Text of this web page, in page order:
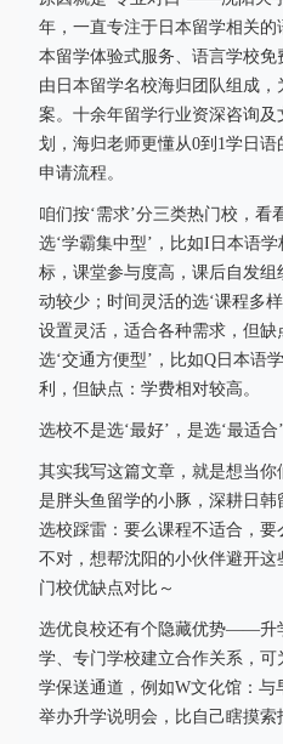
年，一直专注于日本留学相关的
本留学体验式服务、语言学校
由日本留学名校海归团队组成
案。十余年留学行业资深咨询
划，海归老师更懂从0到1学日
申请流程。
咱们按‘需求’分三类热门校，
选‘学霸集中型’，比如I日本语
标，课堂参与度高，课后自发
动较少；时间灵活的选‘课程多
设置灵活，适合各种需求，但
选‘交通方便型’，比如Q日本语
利，但缺点：学费相对较高。
选校不是选‘最好’，是选‘最适合’
其实我写这篇文章，就是想当
是胖头鱼留学的小豚，深耕日
选校踩雷：要么课程不适合，要
不对，想帮沈阳的小伙伴避开
门校优缺点对比～
选优良校还有个隐藏优势——升
学、专门学校建立合作关系，
学保送通道，例如W文化馆：与
举办升学说明会，比自己瞎摸索